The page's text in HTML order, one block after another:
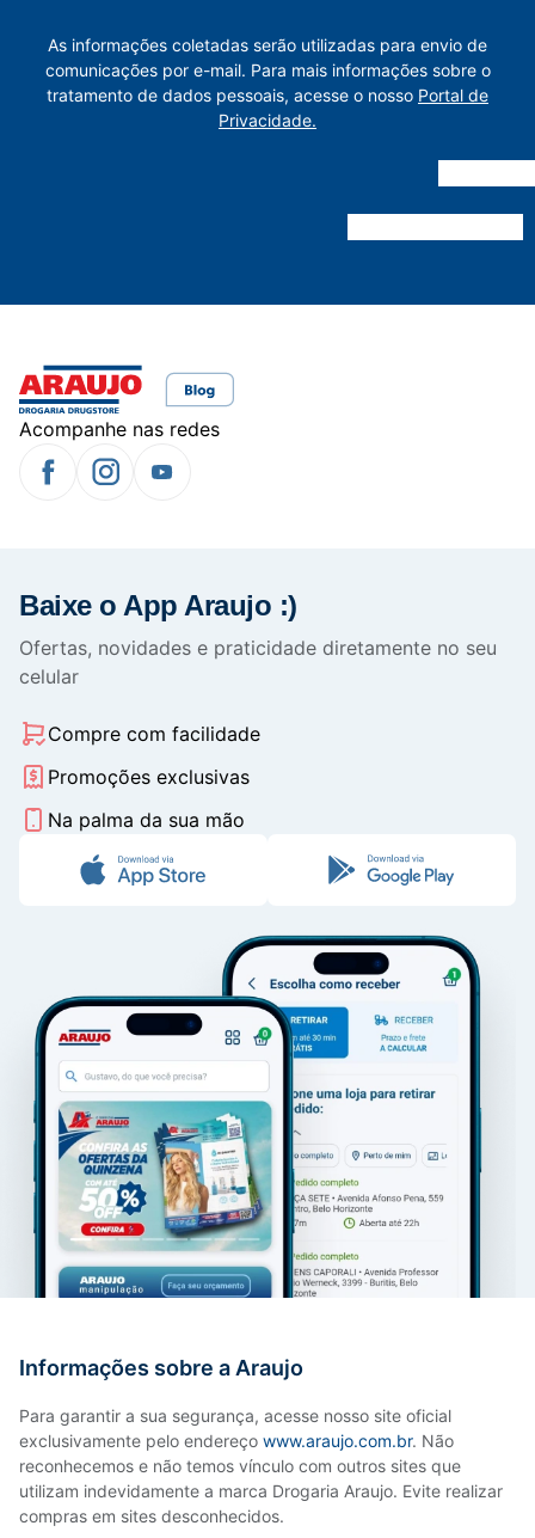
As informações coletadas serão utilizadas para envio de
comunicações por e-mail. Para mais informações sobre o
tratamento de dados pessoais, acesse o nosso Portal de
Privacidade.
Acompanhe nas redes
Baixe o App Araujo :)
Ofertas, novidades e praticidade diretamente no seu
celular
Compre com facilidade
Promoções exclusivas
Na palma da sua mão
Informações sobre a Araujo
Para garantir a sua segurança, acesse nosso site oficial
exclusivamente pelo endereço www.araujo.com.br. Não
reconhecemos e não temos vínculo com outros sites que
utilizam indevidamente a marca Drogaria Araujo. Evite realizar
compras em sites desconhecidos.